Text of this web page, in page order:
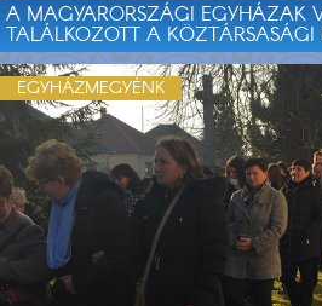
A MAGYARORSZÁGI EGYHÁZAK
TALÁLKOZOTT A KÖZTÁRSASÁGI
EGYHÁZMEGYÉNK